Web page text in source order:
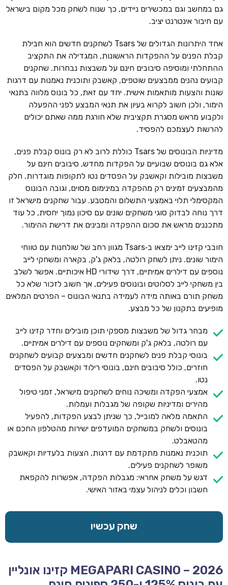
גם במחשב וגם במכשירים ניידים, כך שנוח לשחק מכל מקום בישראל
עם חיבור אינטרנט יציב.
אחד היתרונות הגדולים של Tsars לשחקנים חדשים הוא חבילת
קבלת הפנים על ההפקדות הראשונות, המגדילה את התקציב
ההתחלתי ומוסיפה סיבובים חינם על משבצות נבחרות. שחקנים
קבועים נהנים ממבצעים שוטפים, קאשבק ותוכנית נאמנות עם דרגות
שונות והצעות מותאמות אישית. יחד עם זאת, כל בונוס מלווה בתנאי
הימור, ולכן חשוב לקרוא בעיון את תנאי המבצע לפני ההפעלה
ולקבוע מראש מסגרת תקציבית שלא חורגת ממה שאתם יכולים
להרשות לעצמכם להפסיד.
מדיניות הבונוסים של Tsars כוללת לרוב לא רק בונוס קבלת פנים,
אלא גם בונוסים שבועיים על הפקדות מחדש, סיבובים חינם על
משבצות מובילות וקאשבק על הפסדים נטו לתקופות מוגדרות. חלק
מהמבצעים זמינים רק מהפקדה במינימום מסוים, וגובה הבונוס
המקסימלי תלוי באמצעי התשלום והמטבע. עבור שחקנים מישראל זו
דרך נוחה לבדוק סוגי משחקים שונים עם סיכון נמוך יחסית, כל עוד
מתכננים מראש את סכום ההפקדה ומבינים את דרישת ההימור.
חובבי קזינו לייב ימצאו ב‑Tsars מגוון רחב של שולחנות עם טווחי
הימור שונים. ניתן לשחק רולטה, בלאק ג'ק, בקארה ומשחקי לייב
נוספים עם דילרים אמיתיים, דרך שידורי HD איכותיים. אפשר לשלב
בין משחקי לייב לסלוטים ובונוסים פעילים, אך חשוב לזכור שלא כל
משחק תורם באותה מידה לעמידה בתנאי הבונוס – הפרטים המלאים
מופיעים בתקנון של כל מבצע.
מבחר גדול של משבצות מספקי תוכן מובילים וחדר קזינו לייב
עם רולטה, בלאק ג'ק ומשחקים נוספים עם דילרים אמיתיים.
בונוסי קבלת פנים לשחקנים חדשים ומבצעים קבועים לשחקנים
חוזרים, כולל סיבובים חינם, בונוסי רילוד וקאשבק על הפסדים
נטו.
אמצעי הפקדה ומשיכה נוחים לשחקנים מישראל, זמני טיפול
מהירים ומדיניות שקופה של מגבלות ועמלות.
התאמה מלאה למובייל, כך שניתן לבצע הפקדות, להפעיל
בונוסים ולשחק במשחקים המועדפים ישירות מהטלפון החכם או
מהטאבלט.
תוכנית נאמנות מתקדמת עם דרגות, הצעות בלעדיות וקאשבק
משופר לשחקנים פעילים.
דגש על משחק אחראי: מגבלות הפקדה, אפשרות להקפאת
חשבון וכלים לניהול עצמי באזור האישי.
שחק עכשיו
MEGAPARI CASINO – 2026 קזינו אונליין